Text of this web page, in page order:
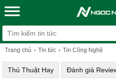
Trang chủ Tin tức Tin Công Nghệ
Thủ Thuật Hay Đánh giá